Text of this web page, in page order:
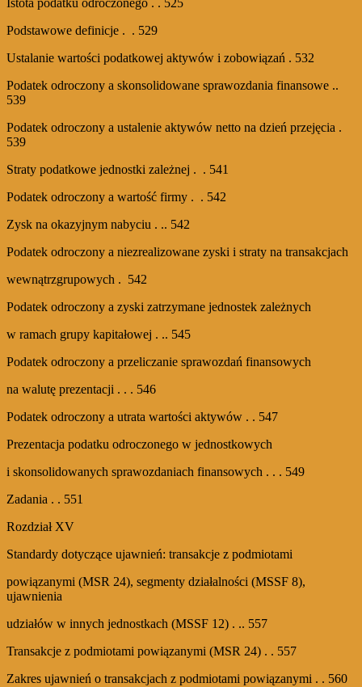
Istota podatku odroczonego . . 525
Podstawowe definicje . . 529
Ustalanie wartości podatkowej aktywów i zobowiązań . 532
Podatek odroczony a skonsolidowane sprawozdania finansowe ..
539
Podatek odroczony a ustalenie aktywów netto na dzień przejęcia .
539
Straty podatkowe jednostki zależnej . . 541
Podatek odroczony a wartość firmy . . 542
Zysk na okazyjnym nabyciu . .. 542
Podatek odroczony a niezrealizowane zyski i straty na transakcjach
wewnątrzgrupowych . 542
Podatek odroczony a zyski zatrzymane jednostek zależnych
w ramach grupy kapitałowej . .. 545
Podatek odroczony a przeliczanie sprawozdań finansowych
na walutę prezentacji . . . 546
Podatek odroczony a utrata wartości aktywów . . 547
Prezentacja podatku odroczonego w jednostkowych
i skonsolidowanych sprawozdaniach finansowych . . . 549
Zadania . . 551
Rozdział XV
Standardy dotyczące ujawnień: transakcje z podmiotami
powiązanymi (MSR 24), segmenty działalności (MSSF 8),
ujawnienia
udziałów w innych jednostkach (MSSF 12) . .. 557
Transakcje z podmiotami powiązanymi (MSR 24) . . 557
Zakres ujawnień o transakcjach z podmiotami powiązanymi . . 560